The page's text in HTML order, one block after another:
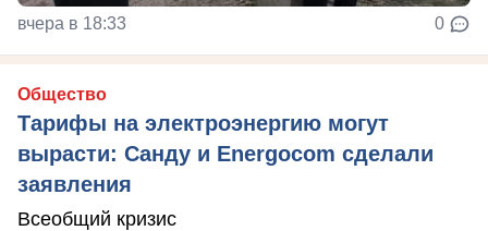
вчера в 18:33 0
Общество
Тарифы на электроэнергию могут
вырасти: Санду и Energocom сделали
заявления
Всеобщий кризис